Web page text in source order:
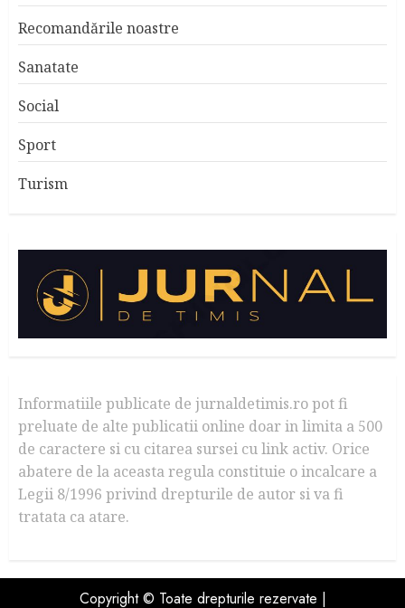
Recomandările noastre
Sanatate
Social
Sport
Turism
Informatiile publicate de jurnaldetimis.ro pot fi
preluate de alte publicatii online doar in limita a 500
de caractere si cu citarea sursei cu link activ. Orice
abatere de la aceasta regula constituie o incalcare a
Legii 8/1996 privind drepturile de autor si va fi
tratata ca atare.
Copyright © Toate drepturile rezervate |